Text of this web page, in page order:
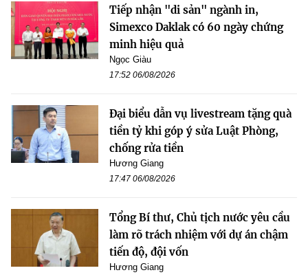
Tiếp nhận "di sản" ngành in,
Simexco Daklak có 60 ngày chứng
minh hiệu quả
Ngọc Giàu
17:52 06/08/2026
Đại biểu dẫn vụ livestream tặng quà
tiền tỷ khi góp ý sửa Luật Phòng,
chống rửa tiền
Hương Giang
17:47 06/08/2026
Tổng Bí thư, Chủ tịch nước yêu cầu
làm rõ trách nhiệm với dự án chậm
tiến độ, đội vốn
Hương Giang